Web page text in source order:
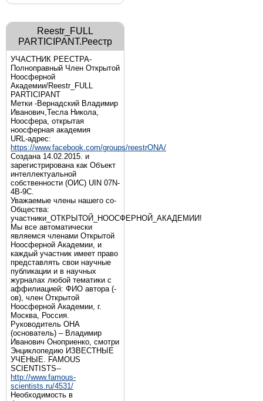
Reestr_FULL
PARTICIPANT.Реестр
УЧАСТНИК РЕЕСТРА-
Полноправный Член Открытой
Ноосферной
Академии/Reestr_FULL
PARTICIPANT
Метки -Вернадский Владимир
Иванович,Тесла Никола,
Ноосфера, открытая
ноосферная академия
URL-адрес:
https://www.facebook.com/groups/reestrONA/
Создана 14.02.2015. и
зарегистрирована как Объект
интеллектуальной
собственности (ОИС) UIN 07N-
4B-9C.
Уважаемые члены нашего со-
Общества:
участники_ОТКРЫТОЙ_НООСФЕРНОЙ_АКАДЕМИИ!
Мы все автоматически
являемся членами Открытой
Ноосферной Академии, и
каждый участник имеет право
представлять свои научные
публикации и в научных
журналах любой тематики с
аффилиацией: ФИО автора (-
ов), член Открытой
Ноосферной Академии, г.
Москва, Россия.
Руководитель ОНА
(основатель) – Владимир
Иванович Оноприенко, смотри
Энциклопедию ИЗВЕСТНЫЕ
УЧЕНЫЕ. FAMOUS
SCIENTISTS--
http://www.famous-
scientists.ru/4531/
Необходимость в